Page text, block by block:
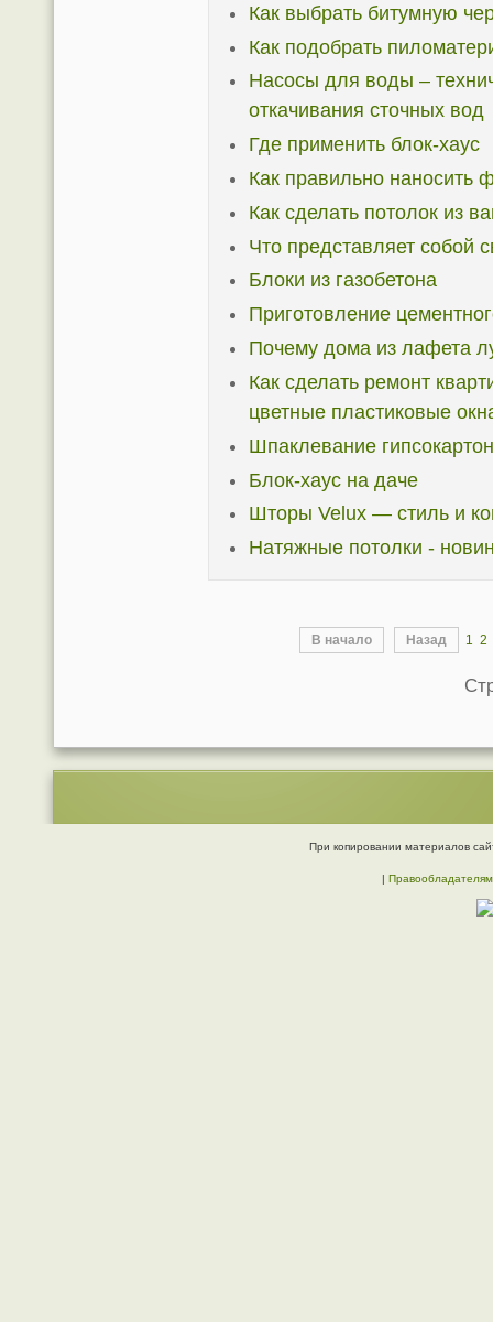
Как выбрать битумную
Как подобрать
Насосы для воды –
откачивания сточных вод
Где применить блок-хаус
Как правильно наносить
Как сделать потолок из
Что представляет собой
Блоки из газобетона
Приготовление
Почему дома из лафета
Как сделать ремонт
цветные пластиковые
Шпаклевание
Блок-хаус на даче
Шторы Velux — стиль и
Натяжные потолки -
В начало Назад 1 2
При копировании материалов
| Правообладателям